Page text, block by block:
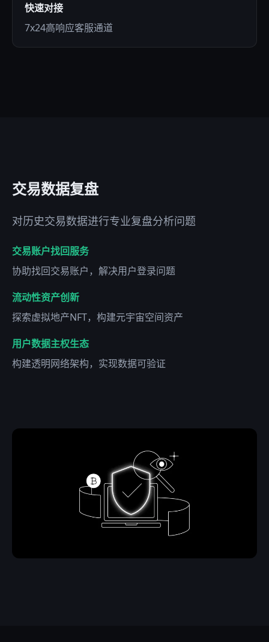
快速对接
7x24高响应客服通道
交易数据复盘
对历史交易数据进行专业复盘分析问题
交易账户找回服务
协助找回交易账户，解决用户登录问题
流动性资产创新
探索虚拟地产NFT，构建元宇宙空间资产
用户数据主权生态
构建透明网络架构，实现数据可验证